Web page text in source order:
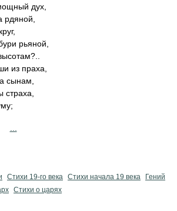
дух,
рдяной,
рьяной,
из праха,
сынам,
страха,
Стихи 19-го века Стихи начала 19 века
Гений
Стихи о царях